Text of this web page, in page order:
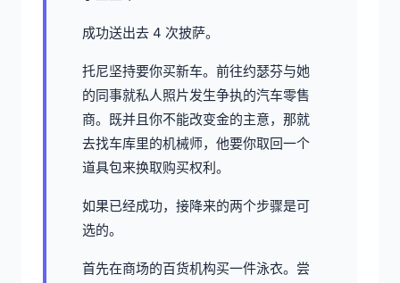
成功送出去 4 次披萨。
托尼坚持要你买新车。前往约瑟芬与她
的同事就私人照片发生争执的汽车零售
商。既并且你不能改变金的主意，那就
去找车库里的机械师，他要你取回一个
道具包来换取购买权利。
如果已经成功，接降来的两个步骤是可
选的。
首先在商场的百货机构买一件泳衣。尝